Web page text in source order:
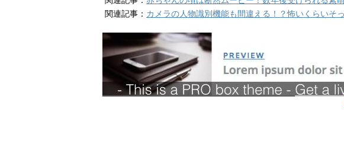
関連記事： カメラの人物識別機能も間違える！？怖いくらいそ